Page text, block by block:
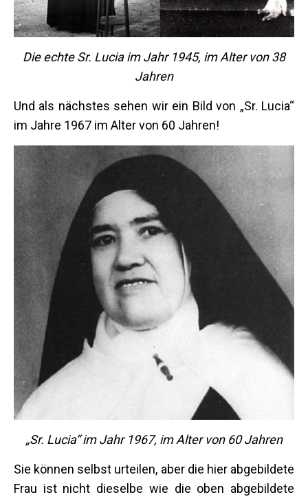
Die echte Sr. Lucia im Jahr 1945, im Alter von 38
Jahren
Und als nächstes sehen wir ein Bild von „Sr. Lucia“
im Jahre 1967 im Alter von 60 Jahren!
„Sr. Lucia“ im Jahr 1967, im Alter von 60 Jahren
Sie können selbst urteilen, aber die hier abgebildete
Frau ist nicht dieselbe wie die oben abgebildete